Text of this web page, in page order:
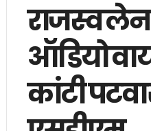
राजस्व
ऑडियो
कांटी